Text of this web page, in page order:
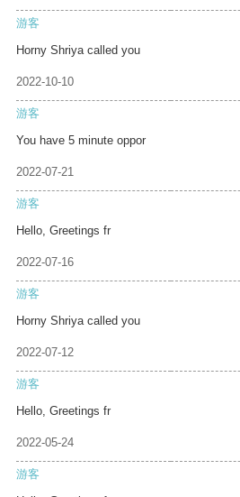
游客
Horny Shriya called you
2022-10-10
游客
You have 5 minute oppor
2022-07-21
游客
Hello, Greetings fr
2022-07-16
游客
Horny Shriya called you
2022-07-12
游客
Hello, Greetings fr
2022-05-24
游客